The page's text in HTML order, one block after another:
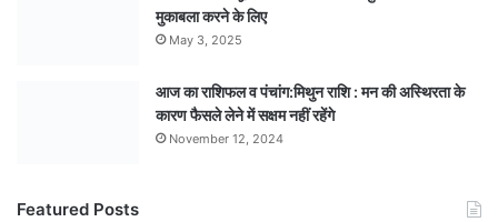
मुकाबला करने के लिए
May 3, 2025
आज का राशिफल व पंचांग:मिथुन राशि : मन की अस्थिरता के
कारण फैसले लेने में सक्षम नहीं रहेंगे
November 12, 2024
Featured Posts